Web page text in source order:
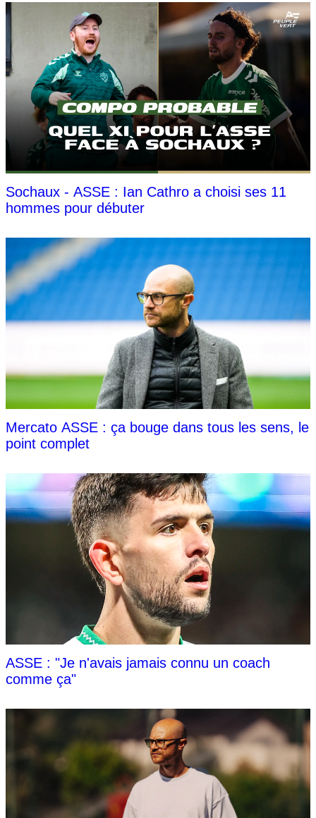
Sochaux - ASSE : Ian Cathro a choisi ses 11
hommes pour débuter
Mercato ASSE : ça bouge dans tous les sens, le
point complet
ASSE : "Je n'avais jamais connu un coach
comme ça"